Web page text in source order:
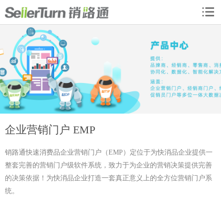
企业营销门户 EMP
销路通快速消费品企业营销门户（EMP）定位于为快消品企业提供一
整套完善的营销门户级软件系统，致力于为企业的营销决策提供完善
的决策依据！为快消品企业打造一套真正意义上的全方位营销门户系
统。